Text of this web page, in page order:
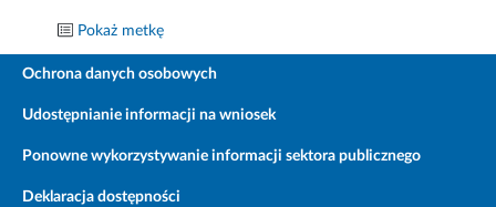
Pokaż metkę
Ochrona danych osobowych
Udostępnianie informacji na wniosek
Ponowne wykorzystywanie informacji sektora publicznego
Deklaracja dostępności